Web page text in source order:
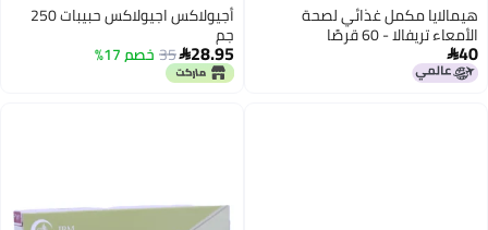
هيمالايا مكمل غذائي لصحة
الأمعاء تريفالا - 60 قرصًا
40
أجيولاكس اجيولاكس حبيبات 250
جم
28.95
35 خصم 17%